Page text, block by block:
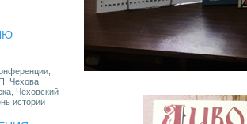
Чехова,
Чеховский
истории